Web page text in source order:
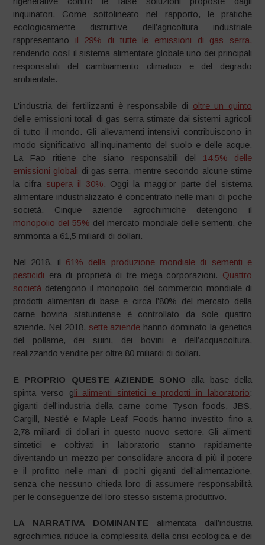
inquinatori. Come sottolineato nel rapporto, le pratiche
ecologicamente distruttive dell’agricoltura industriale
rappresentano il 29% di tutte le emissioni di gas serra,
rendendo così il sistema alimentare globale uno dei principali
responsabili del cambiamento climatico e del degrado
ambientale.
L’industria dei fertilizzanti è responsabile di oltre un quinto
delle emissioni totali di gas serra stimate dai sistemi agricoli
di tutto il mondo. Gli allevamenti intensivi contribuiscono in
modo significativo all’inquinamento del suolo e delle acque.
La Fao ritiene che siano responsabili del 14,5% delle
emissioni globali di gas serra, mentre secondo alcune stime
la cifra supera il 30%. Oggi la maggior parte del sistema
alimentare industrializzato è concentrato nelle mani di poche
società. Cinque aziende agrochimiche detengono il
monopolio del 55% del mercato mondiale delle sementi, che
ammonta a 61,5 miliardi di dollari.
Nel 2018, il 61% della produzione mondiale di sementi e
pesticidi era di proprietà di tre mega-corporazioni. Quattro
società detengono il monopolio del commercio mondiale di
prodotti alimentari di base e circa l’80% del mercato della
carne bovina statunitense è controllato da sole quattro
aziende. Nel 2018, sette aziende hanno dominato la genetica
del pollame, dei suini, dei bovini e dell’acquacoltura,
realizzando vendite per oltre 80 miliardi di dollari.
E PROPRIO QUESTE AZIENDE SONO alla base della
spinta verso gli alimenti sintetici e prodotti in laboratorio:
giganti dell’industria della carne come Tyson foods, JBS,
Cargill, Nestlé e Maple Leaf Foods hanno investito fino a
2,78 miliardi di dollari in questo nuovo settore. Gli alimenti
sintetici e coltivati in laboratorio stanno rapidamente
diventando un mezzo per consolidare ancora di più il potere
e il profitto nelle mani di pochi giganti dell’alimentazione,
senza che nessuno chieda loro di assumere responsabilità
per le conseguenze del loro stesso sistema produttivo.
LA NARRATIVA DOMINANTE alimentata dall’industria
agrochimica riduce la complessità della crisi ecologica e dei